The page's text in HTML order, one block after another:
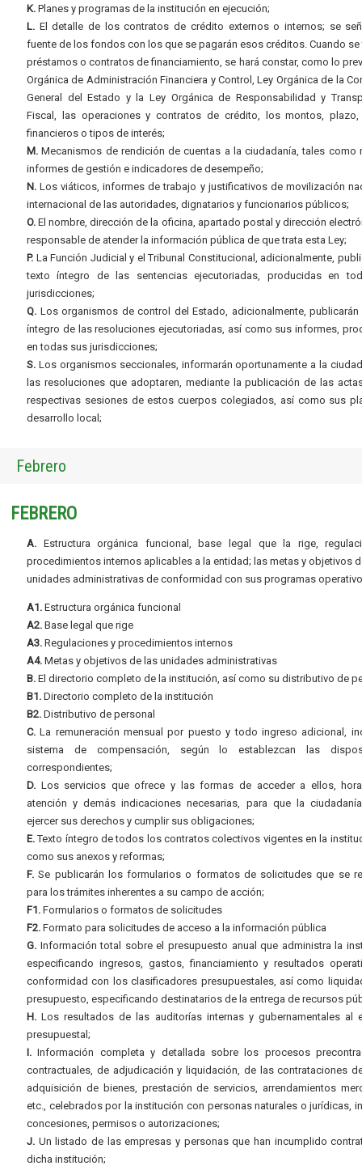
K. Planes y programas de la institución en ejecución;
L. El detalle de los contratos de crédito externos o internos; se
fuente de los fondos con los que se pagarán esos créditos. Cuando se
préstamos o contratos de financiamiento, se hará constar, como lo
Orgánica de Administración Financiera y Control, Ley Orgánica de la
General del Estado y la Ley Orgánica de Responsabilidad y
Fiscal, las operaciones y contratos de crédito, los montos,
financieros o tipos de interés;
M. Mecanismos de rendición de cuentas a la ciudadanía, tales como
informes de gestión e indicadores de desempeño;
N. Los viáticos, informes de trabajo y justificativos de movilización
internacional de las autoridades, dignatarios y funcionarios públicos;
O. El nombre, dirección de la oficina, apartado postal y dirección
responsable de atender la información pública de que trata esta Ley;
P. La Función Judicial y el Tribunal Constitucional, adicionalmente,
texto íntegro de las sentencias ejecutoriadas, producidas en
jurisdicciones;
Q. Los organismos de control del Estado, adicionalmente, publicarán
íntegro de las resoluciones ejecutoriadas, así como sus informes,
en todas sus jurisdicciones;
S. Los organismos seccionales, informarán oportunamente a la
las resoluciones que adoptaren, mediante la publicación de las
respectivas sesiones de estos cuerpos colegiados, así como sus
desarrollo local;
Febrero
FEBRERO
A. Estructura orgánica funcional, base legal que la rige,
procedimientos internos aplicables a la entidad; las metas y objetivos
unidades administrativas de conformidad con sus programas
A1. Estructura orgánica funcional
A2. Base legal que rige
A3. Regulaciones y procedimientos internos
A4. Metas y objetivos de las unidades administrativas
B. El directorio completo de la institución, así como su distributivo de
B1. Directorio completo de la institución
B2. Distributivo de personal
C. La remuneración mensual por puesto y todo ingreso adicional,
sistema de compensación, según lo establezcan las
correspondientes;
D. Los servicios que ofrece y las formas de acceder a ellos,
atención y demás indicaciones necesarias, para que la
ejercer sus derechos y cumplir sus obligaciones;
E.Texto íntegro de todos los contratos colectivos vigentes en la
como sus anexos y reformas;
F. Se publicarán los formularios o formatos de solicitudes que se
para los trámites inherentes a su campo de acción;
F1. Formularios o formatos de solicitudes
F2. Formato para solicitudes de acceso a la información pública
G. Información total sobre el presupuesto anual que administra la
especificando ingresos, gastos, financiamiento y resultados
conformidad con los clasificadores presupuestales, así como
presupuesto, especificando destinatarios de la entrega de recursos
H. Los resultados de las auditorías internas y gubernamentales al
presupuestal;
I. Información completa y detallada sobre los procesos
contractuales, de adjudicación y liquidación, de las contrataciones
adquisición de bienes, prestación de servicios, arrendamientos
etc., celebrados por la institución con personas naturales o jurídicas,
concesiones, permisos o autorizaciones;
J. Un listado de las empresas y personas que han incumplido
dicha institución;